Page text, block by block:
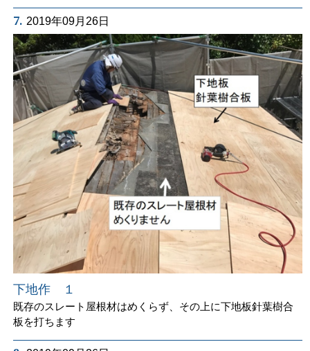
7. 2019年09月26日
下地作 １
既存のスレート屋根材はめくらず、その上に下地板針葉樹合
板を打ちます